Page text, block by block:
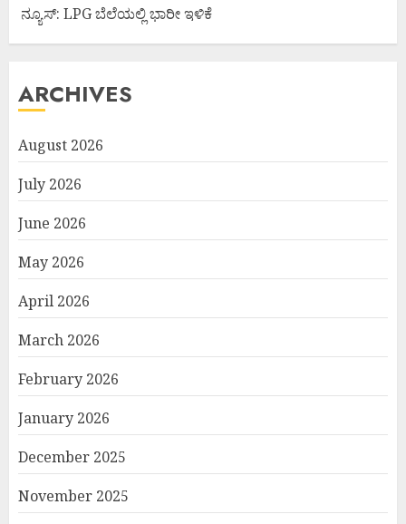
ನ್ಯೂಸ್: LPG ಬೆಲೆಯಲ್ಲಿ ಭಾರೀ ಇಳಿಕೆ
ARCHIVES
August 2026
July 2026
June 2026
May 2026
April 2026
March 2026
February 2026
January 2026
December 2025
November 2025